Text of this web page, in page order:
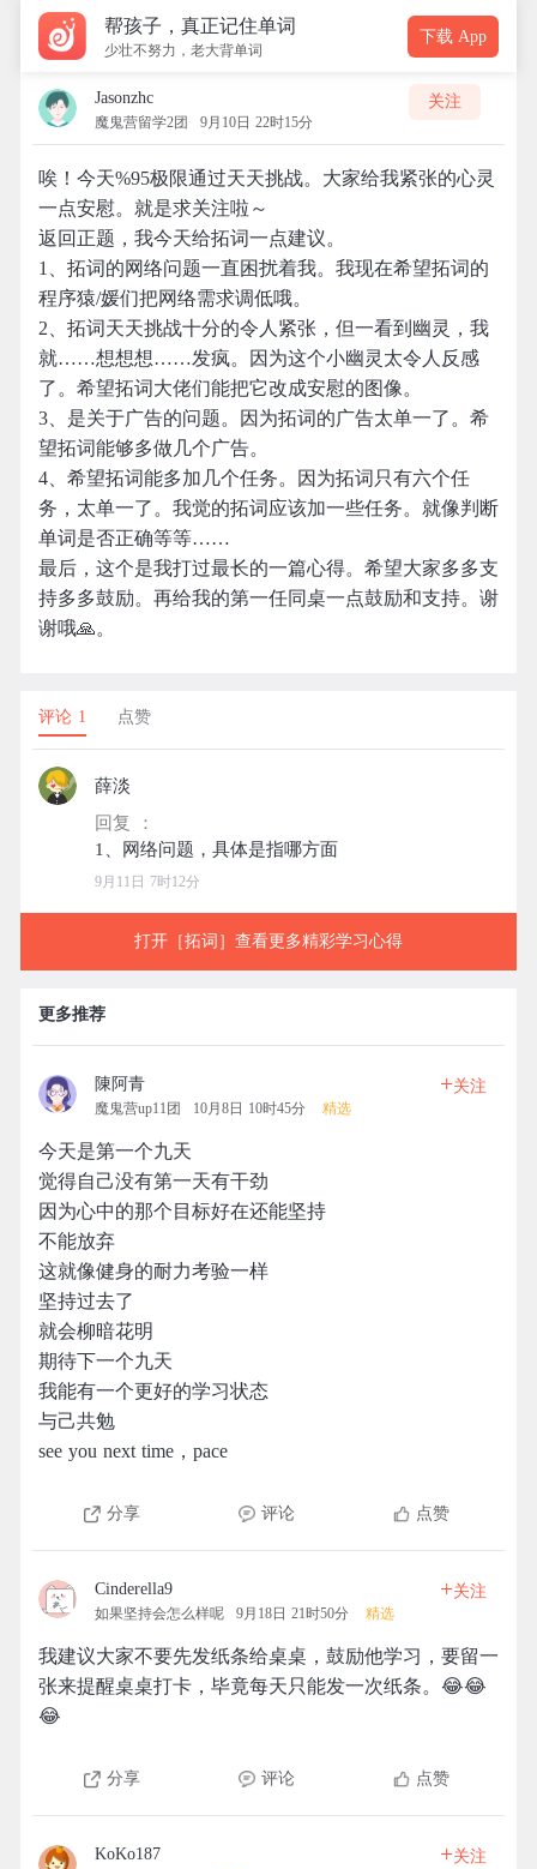
帮孩子，真正记住单词
少壮不努力，老大背单词
下载 App
Jasonzhc
魔鬼营留学2团 9月10日 22时15分
关注
唉！今天%95极限通过天天挑战。大家给我紧张的心灵
一点安慰。就是求关注啦～
返回正题，我今天给拓词一点建议。
1、拓词的网络问题一直困扰着我。我现在希望拓词的
程序猿/媛们把网络需求调低哦。
2、拓词天天挑战十分的令人紧张，但一看到幽灵，我
就……想想想……发疯。因为这个小幽灵太令人反感
了。希望拓词大佬们能把它改成安慰的图像。
3、是关于广告的问题。因为拓词的广告太单一了。希
望拓词能够多做几个广告。
4、希望拓词能多加几个任务。因为拓词只有六个任
务，太单一了。我觉的拓词应该加一些任务。就像判断
单词是否正确等等……
最后，这个是我打过最长的一篇心得。希望大家多多支
持多多鼓励。再给我的第一任同桌一点鼓励和支持。谢
谢哦🙏。
评论 1 点赞
薛淡
回复 ：
9月11日 7时12分
打开［拓词］查看更多精彩学习心得
更多推荐
陳阿青
魔鬼营up11团 10月8日 10时45分 精选
+关注
今天是第一个九天
觉得自己没有第一天有干劲
因为心中的那个目标好在还能坚持
不能放弃
这就像健身的耐力考验一样
坚持过去了
就会柳暗花明
期待下一个九天
我能有一个更好的学习状态
与己共勉
see you next time，pace
分享 评论 点赞
Cinderella9
如果坚持会怎么样呢 9月18日 21时50分 精选
+关注
我建议大家不要先发纸条给桌桌，鼓励他学习，要留一
张来提醒桌桌打卡，毕竟每天只能发一次纸条。😂😂
😂
分享 评论 点赞
KoKo187 +关注